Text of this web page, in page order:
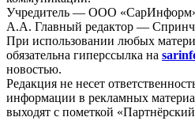
Учредитель — ООО
А.А. Главный редактор —
При использовании любых
обязательна гиперссылка на
новостью.
Редакция не несет
информации в рекламных
выходят с пометкой